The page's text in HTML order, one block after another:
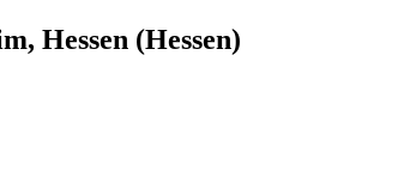
Hessen (Hessen)